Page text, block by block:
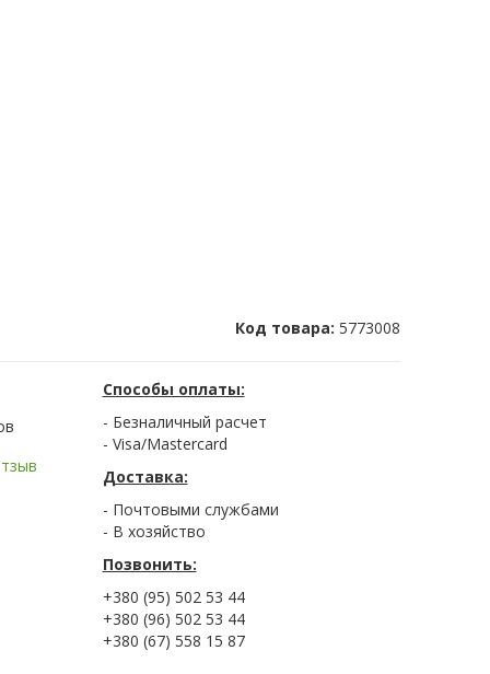
Код товара: 5773008
Способы оплаты:
- Безналичный расчет
- Visa/Mastercard
Доставка:
- Почтовыми службами
- В хозяйство
Позвонить:
+380 (95) 502 53 44
+380 (96) 502 53 44
+380 (67) 558 15 87